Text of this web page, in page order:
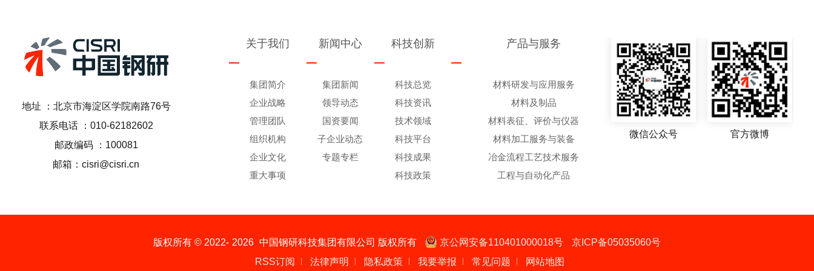
地址 ：北京市海淀区学院南路76号
联系电话 ：010-62182602
邮政编码 ：100081
邮箱：cisri@cisri.cn
微信公众号 官方微博
关于我们
集团简介
企业战略
管理团队
组织机构
企业文化
重大事项
新闻中心
集团新闻
领导动态
国资要闻
子企业动态
专题专栏
科技创新
科技总览
科技资讯
技术领域
科技平台
科技成果
科技政策
产品与服务
材料研发与应用服务
材料及制品
材料表征、评价与仪器
材料加工服务与装备
冶金流程工艺技术服务
工程与自动化产品
版权所有 © 2022- 2026 中国钢研科技集团有限公司 版权所有 京公网安备110401000018号
京ICP备05035060号
RSS订阅
法律声明 隐私政策 我要举报 常见问题 网站地图